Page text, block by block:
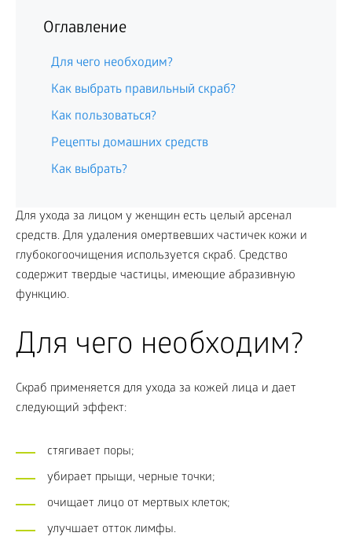
Оглавление
Для чего необходим?
Как выбрать правильный скраб?
Как пользоваться?
Рецепты домашних средств
Как выбрать?
Для ухода за лицом у женщин есть целый арсенал
средств. Для удаления омертвевших частичек кожи и
глубокогоочищения используется скраб. Средство
содержит твердые частицы, имеющие абразивную
функцию.
Для чего необходим?
Скраб применяется для ухода за кожей лица и дает
следующий эффект:
стягивает поры;
убирает прыщи, черные точки;
очищает лицо от мертвых клеток;
улучшает отток лимфы.